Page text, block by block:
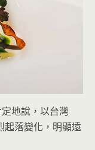
地說，以台灣
落變化，明顯遠